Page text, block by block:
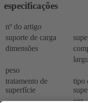
especificações
nº do artigo
suporte de carga
dimensões
peso
tratamento de
superfície
tipo
cor